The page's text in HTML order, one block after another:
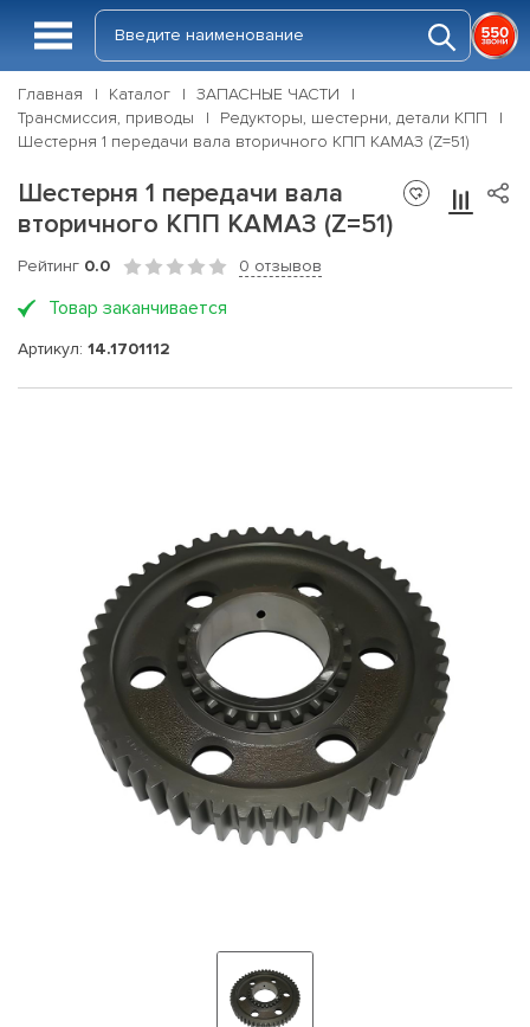
Главная Каталог
ЗАПАСНЫЕ ЧАСТИ
Трансмиссия, приводы
Редукторы, шестерни, детали КПП
Шестерня 1 передачи вала вторичного КПП КАМАЗ (Z=51)
Шестерня 1 передачи вала
вторичного КПП КАМАЗ (Z=51)
Рейтинг 0.0 0 отзывов
Товар заканчивается
Артикул: 14.1701112